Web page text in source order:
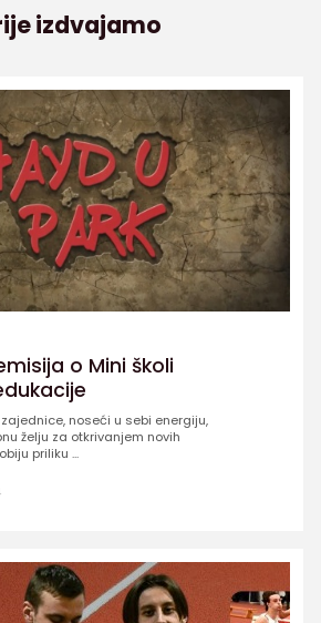
izdvajamo
o Mini školi
noseći u sebi energiju,
želju za otkrivanjem novih
priliku ...